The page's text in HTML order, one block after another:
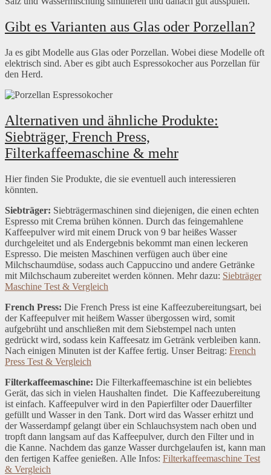
Gibt es Varianten aus Glas oder Porzellan?
Ja es gibt Modelle aus Glas oder Porzellan. Wobei diese Modelle oft
elektrisch sind. Aber es gibt auch Espressokocher aus Porzellan für
den Herd.
Alternativen und ähnliche Produkte:
Siebträger, French Press,
Filterkaffeemaschine & mehr
Hier finden Sie Produkte, die sie eventuell auch interessieren
könnten.
Siebträger: Siebträgermaschinen sind diejenigen, die einen echten
Espresso mit Crema brühen können. Durch das feingemahlene
Kaffeepulver wird mit einem Druck von 9 bar heißes Wasser
durchgeleitet und als Endergebnis bekommt man einen leckeren
Espresso. Die meisten Maschinen verfügen auch über eine
Milchschaumdüse, sodass auch Cappuccino und andere Getränke
mit Milchschaum zubereitet werden können. Mehr dazu: Siebträger
Maschine Test & Vergleich
French Press: Die French Press ist eine Kaffeezubereitungsart, bei
der Kaffeepulver mit heißem Wasser übergossen wird, somit
aufgebrüht und anschließen mit dem Siebstempel nach unten
gedrückt wird, sodass kein Kaffeesatz im Getränk verbleiben kann.
Nach einigen Minuten ist der Kaffee fertig. Unser Beitrag: French
Press Test & Vergleich
Filterkaffeemaschine: Die Filterkaffeemaschine ist ein beliebtes
Gerät, das sich in vielen Haushalten findet. Die Kaffeezubereitung
ist einfach. Kaffeepulver wird in den Papierfilter oder Dauerfilter
gefüllt und Wasser in den Tank. Dort wird das Wasser erhitzt und
der Wasserdampf gelangt über ein Schlauchsystem nach oben und
tropft dann langsam auf das Kaffeepulver, durch den Filter und in
die Kanne. Nachdem das ganze Wasser durchgelaufen ist, kann man
den fertigen Kaffee genießen. Alle Infos: Filterkaffeemaschine Test
& Vergleich